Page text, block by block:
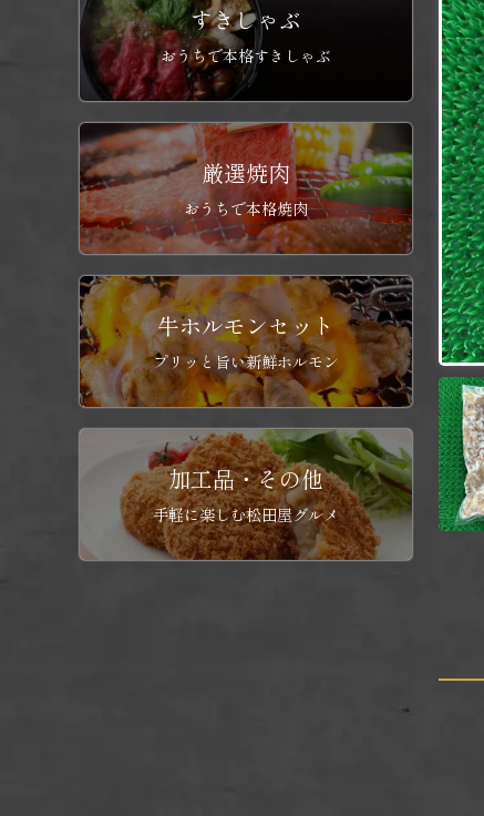
すきしゃぶ
おうちで本格すきしゃぶ
厳選焼肉
おうちで本格焼肉
牛ホルモンセット
プリッと旨い新鮮ホルモン
加工品・その他
手軽に楽しむ松田屋グルメ